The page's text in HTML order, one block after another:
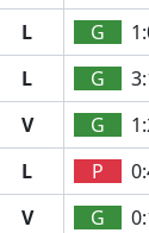
L G
L G
V G
L P
V G